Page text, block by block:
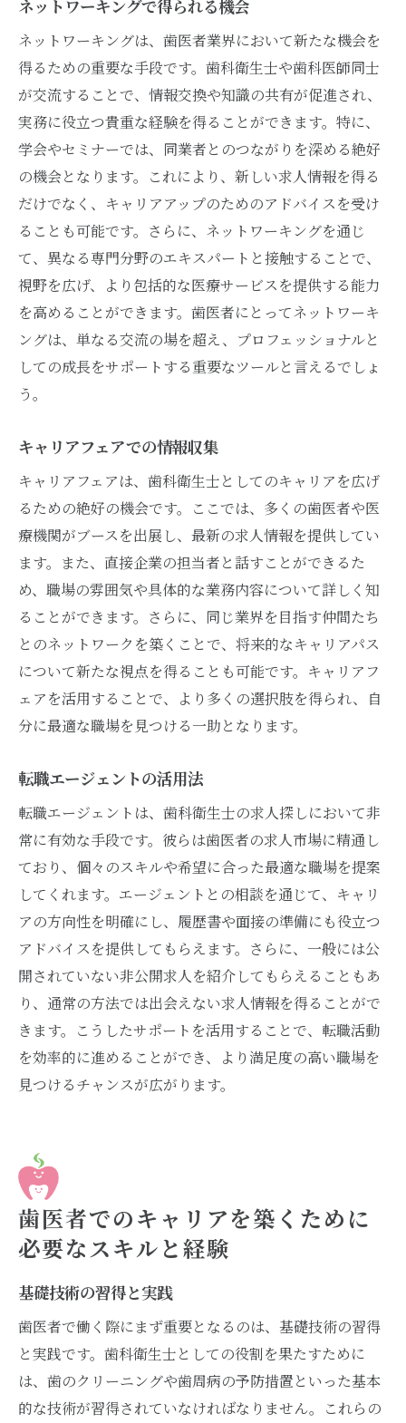
ネットワーキングで得られる機会
ネットワーキングは、歯医者業界において新たな機会を
得るための重要な手段です。歯科衛生士や歯科医師同士
が交流することで、情報交換や知識の共有が促進され、
実務に役立つ貴重な経験を得ることができます。特に、
学会やセミナーでは、同業者とのつながりを深める絶好
の機会となります。これにより、新しい求人情報を得る
だけでなく、キャリアアップのためのアドバイスを受け
ることも可能です。さらに、ネットワーキングを通じ
て、異なる専門分野のエキスパートと接触することで、
視野を広げ、より包括的な医療サービスを提供する能力
を高めることができます。歯医者にとってネットワーキ
ングは、単なる交流の場を超え、プロフェッショナルと
しての成長をサポートする重要なツールと言えるでしょ
う。
キャリアフェアでの情報収集
キャリアフェアは、歯科衛生士としてのキャリアを広げ
るための絶好の機会です。ここでは、多くの歯医者や医
療機関がブースを出展し、最新の求人情報を提供してい
ます。また、直接企業の担当者と話すことができるた
め、職場の雰囲気や具体的な業務内容について詳しく知
ることができます。さらに、同じ業界を目指す仲間たち
とのネットワークを築くことで、将来的なキャリアパス
について新たな視点を得ることも可能です。キャリアフ
ェアを活用することで、より多くの選択肢を得られ、自
分に最適な職場を見つける一助となります。
転職エージェントの活用法
転職エージェントは、歯科衛生士の求人探しにおいて非
常に有効な手段です。彼らは歯医者の求人市場に精通し
ており、個々のスキルや希望に合った最適な職場を提案
してくれます。エージェントとの相談を通じて、キャリ
アの方向性を明確にし、履歴書や面接の準備にも役立つ
アドバイスを提供してもらえます。さらに、一般には公
開されていない非公開求人を紹介してもらえることもあ
り、通常の方法では出会えない求人情報を得ることがで
きます。こうしたサポートを活用することで、転職活動
を効率的に進めることができ、より満足度の高い職場を
見つけるチャンスが広がります。
歯医者でのキャリアを築くために
必要なスキルと経験
基礎技術の習得と実践
歯医者で働く際にまず重要となるのは、基礎技術の習得
と実践です。歯科衛生士としての役割を果たすために
は、歯のクリーニングや歯周病の予防措置といった基本
的な技術が習得されていなければなりません。これらの